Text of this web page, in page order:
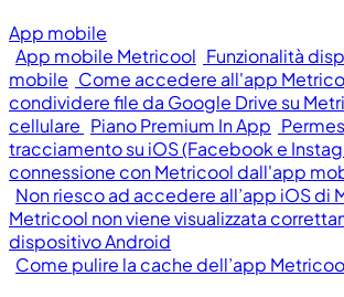
App mobile
App mobile Metricool Funzionalità
mobile Come accedere all'app
condividere file da Google Drive su
cellulare Piano Premium In App
tracciamento su iOS (Facebook e
connessione con Metricool dall'app
Non riesco ad accedere all’app iOS di
Metricool non viene visualizzata
dispositivo Android
Come pulire la cache dell’app